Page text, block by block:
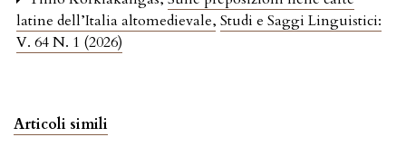
latine dell’Italia altomedievale, Studi e Saggi Linguistici:
V. 64 N. 1 (2026)
Articoli simili